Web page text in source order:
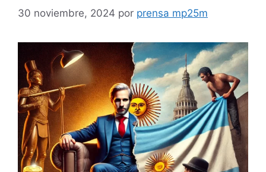
30 noviembre, 2024 por prensa mp25m